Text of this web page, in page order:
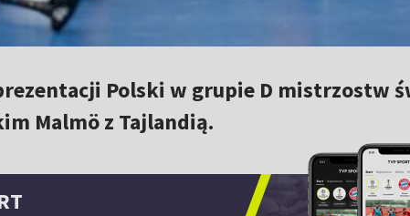
Polski w grupie D mistrzostw
Malmö z Tajlandią.